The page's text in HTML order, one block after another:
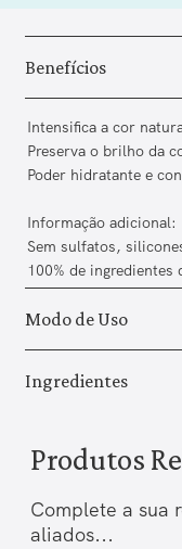
Benefícios
Intensifica a cor
Preserva o brilho da
Poder hidratante e
Informação adicional:
Sem sulfatos,
100% de ingredientes
Modo de Uso
Ingredientes
Produtos
Complete a sua
aliados...